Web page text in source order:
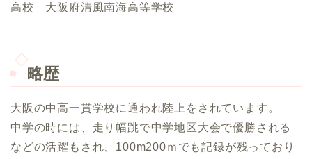
高校 大阪府清風南海高等学校
略歴
大阪の中高一貫学校に通われ陸上をされています。
中学の時には、走り幅跳で中学地区大会で優勝される
などの活躍もされ、100m200ｍでも記録が残っており